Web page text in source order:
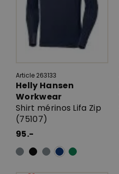
Article 263133
Helly Hansen
Workwear
Shirt mérinos Lifa Zip
(75107)
95.-